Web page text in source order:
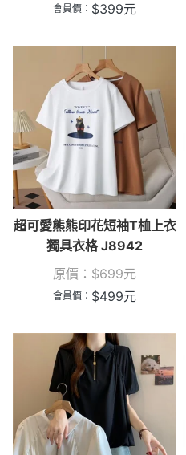
會員價： $399元
超可愛熊熊印花短袖T桖上衣
獨具衣格 J8942
原價： $699元
會員價： $499元